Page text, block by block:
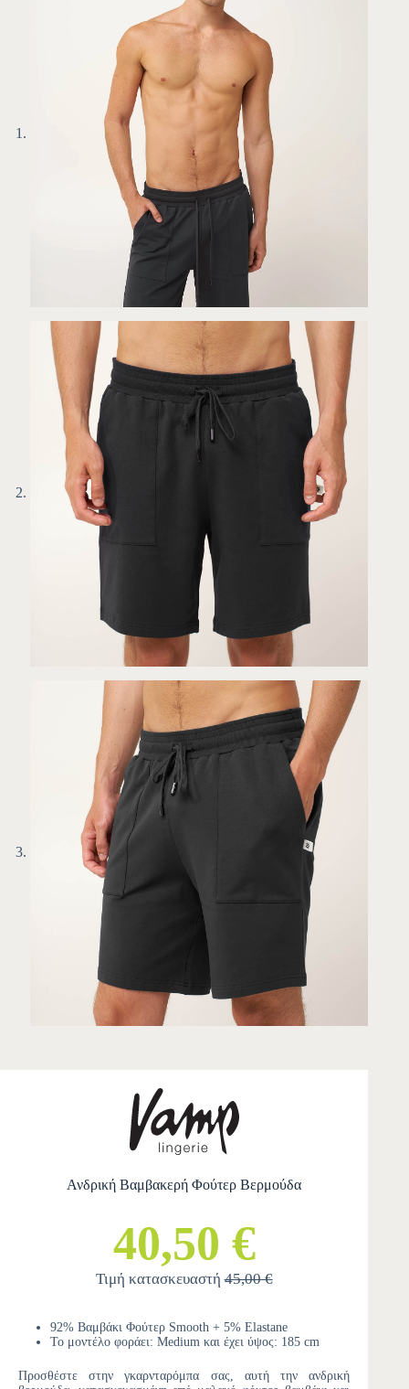
Ανδρική Βαμβακερή Φούτερ Βερμούδα
40,50 €
Τιμή κατασκευαστή45,00 €
92% Βαμβάκι Φούτερ Smooth + 5% Elastane
Το μοντέλο φοράει: Medium και έχει ύψος: 185 cm
Προσθέστε στην γκαρνταρόμπα σας, αυτή την ανδρική